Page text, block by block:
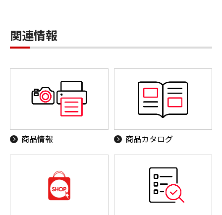
関連情報
商品情報 商品カタログ